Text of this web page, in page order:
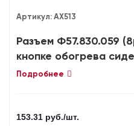
Артикул: AX513
Разъем Ф57.830.059
кнопке обогрева
Подробнее
153.31 руб./шт.